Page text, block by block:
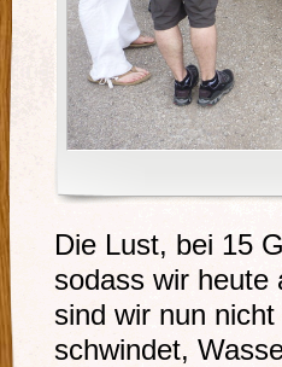
Die Lust, bei 15
sodass wir heute
sind wir nun
schwindet,